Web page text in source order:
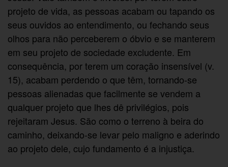
projeto de vida, as pessoas acabam ou tapando os
seus ouvidos ao entendimento, ou fechando seus
olhos para não perceberem o óbvio e se manterem
em seu projeto de sociedade excludente. Em
consequência, por terem um coração insensível (v.
15), acabam perdendo o que têm, tornando-se
pessoas alienadas que facilmente se vendem a
qualquer projeto que lhes dê privilégios, pois
rejeitaram Jesus. São como o terreno à beira do
caminho, deixando-se levar pelo maligno e aderindo
ao projeto dele, cujo fundamento é a injustiça.